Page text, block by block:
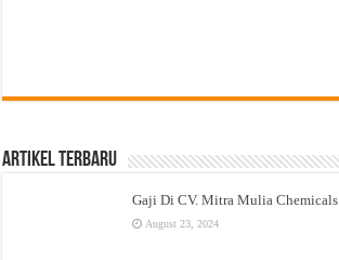
Artikel Terbaru
Gaji Di CV. Mitra Mulia Chemicals
August 23, 2024